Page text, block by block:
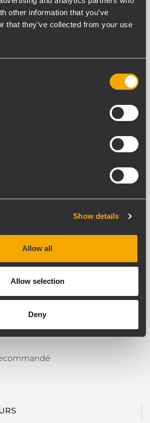
other information that you’ve
that they’ve collected from your use
Show details
Allow all
Allow selection
Deny
ACOUSTIQUES
(-10 dB)
alimentation
tension
tension de crête